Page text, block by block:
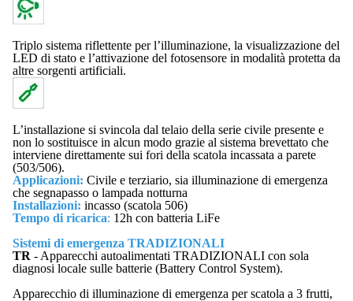
Triplo sistema riflettente per l’illuminazione, la visualizzazione del
LED di stato e l’attivazione del fotosensore in modalità protetta da
altre sorgenti artificiali.
L’installazione si svincola dal telaio della serie civile presente e
non lo sostituisce in alcun modo grazie al sistema brevettato che
interviene direttamente sui fori della scatola incassata a parete
(503/506).
Applicazioni: Civile e terziario, sia illuminazione di emergenza
che segnapasso o lampada notturna
Installazioni: incasso (scatola 506)
Tempo di ricarica: 12h con batteria LiFe
Sistemi di emergenza TRADIZIONALI
TR - Apparecchi autoalimentati TRADIZIONALI con sola
diagnosi locale sulle batterie (Battery Control System).
Apparecchio di illuminazione di emergenza per scatola a 3 frutti,